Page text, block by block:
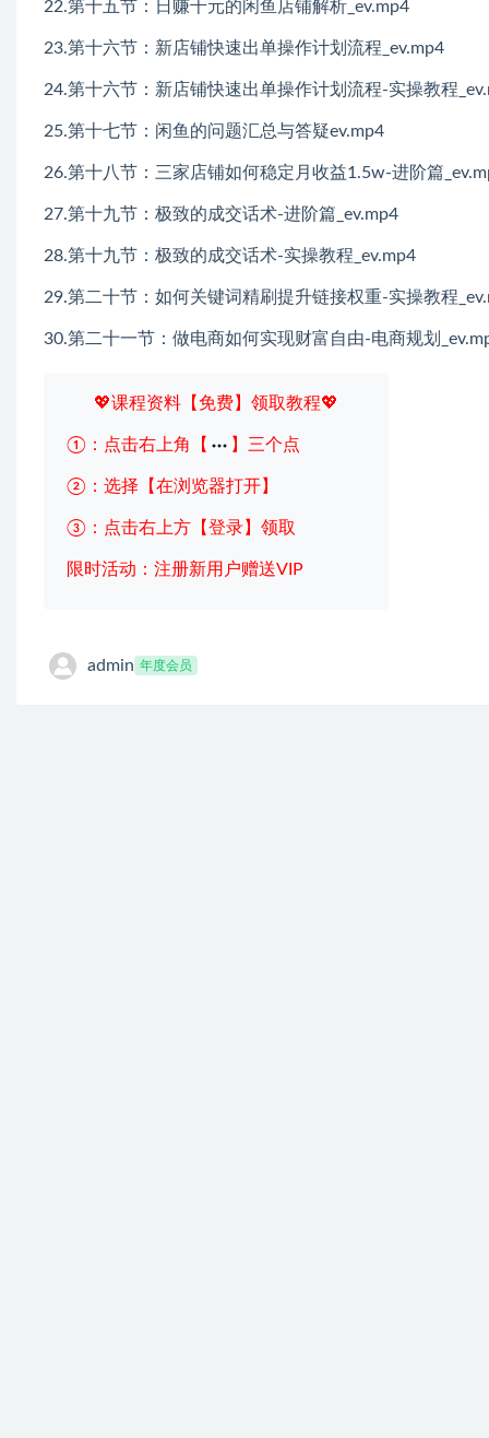
22.第十五节：日赚千元的闲鱼店铺解析_ev.mp4
23.第十六节：新店铺快速出单操作计划流程_ev.mp4
24.第十六节：新店铺快速出单操作计划流程-实操教程
25.第十七节：闲鱼的问题汇总与答疑ev.mp4
26.第十八节：三家店铺如何稳定月收益1.5w-进阶篇
27.第十九节：极致的成交话术-进阶篇_ev.mp4
28.第十九节：极致的成交话术-实操教程_ev.mp4
29.第二十节：如何关键词精刷提升链接权重-实操教程
30.第二十一节：做电商如何实现财富自由-电商规划
💖课程资料【免费】领取教程💖
①：点击右上角【 】三个点
②：选择【在浏览器打开】
③：点击右上方【登录】领取
限时活动：注册新用户赠送VIP
admin 年度会员